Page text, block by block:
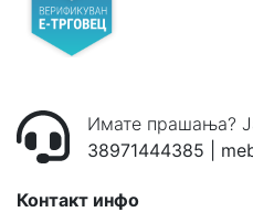
Имате прашања?
38971444385
Контакт инфо